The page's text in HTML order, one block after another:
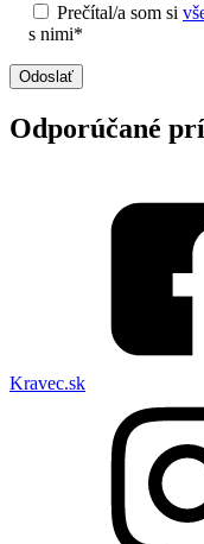
Prečítal/a som si
s nimi*
Odporúčané
Kravec.sk